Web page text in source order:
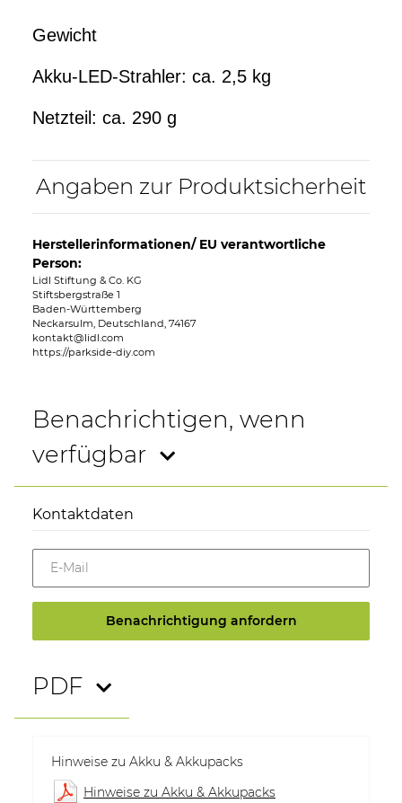
Gewicht
Akku-LED-Strahler: ca. 2,5 kg
Netzteil: ca. 290 g
Angaben zur Produktsicherheit
Herstellerinformationen/ EU verantwortliche
Person:
Lidl Stiftung & Co. KG
Stiftsbergstraße 1
Baden-Württemberg
Neckarsulm, Deutschland, 74167
kontakt@lidl.com
https://parkside-diy.com
Benachrichtigen, wenn
verfügbar
Kontaktdaten
E-Mail
Benachrichtigung anfordern
PDF
Hinweise zu Akku & Akkupacks
Hinweise zu Akku & Akkupacks